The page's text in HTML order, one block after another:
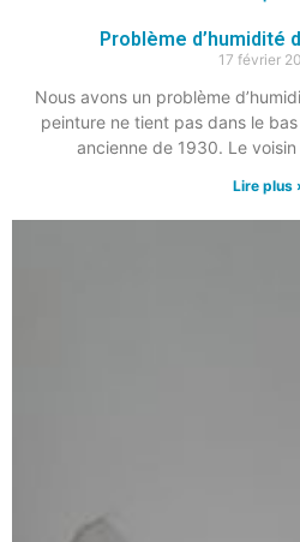
Problème d’humidité
17 février
Nous avons un problème
peinture ne tient pas dans le bas
ancienne de 1930. Le
Lire plus